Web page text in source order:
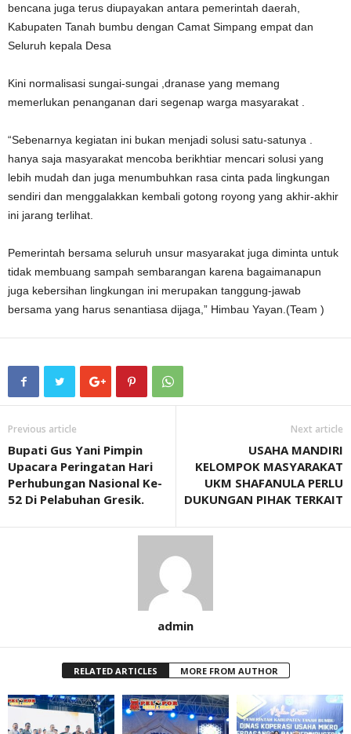
bencana juga terus diupayakan antara pemerintah daerah,
Kabupaten Tanah bumbu dengan Camat Simpang empat dan
Seluruh kepala Desa
Kini normalisasi sungai-sungai ,dranase yang memang
memerlukan penanganan dari segenap warga masyarakat .
“Sebenarnya kegiatan ini bukan menjadi solusi satu-satunya .
hanya saja masyarakat mencoba berikhtiar mencari solusi yang
lebih mudah dan juga menumbuhkan rasa cinta pada lingkungan
sendiri dan menggalakkan kembali gotong royong yang akhir-akhir
ini jarang terlihat.
Pemerintah bersama seluruh unsur masyarakat juga diminta untuk
tidak membuang sampah sembarangan karena bagaimanapun
juga kebersihan lingkungan ini merupakan tanggung-jawab
bersama yang harus senantiasa dijaga,” Himbau Yayan.(Team )
Previous article
Bupati Gus Yani Pimpin
Upacara Peringatan Hari
Perhubungan Nasional Ke-
52 Di Pelabuhan Gresik.
Next article
USAHA MANDIRI
KELOMPOK MASYARAKAT
UKM SHAFANULA PERLU
DUKUNGAN PIHAK TERKAIT
admin
RELATED ARTICLES MORE FROM AUTHOR